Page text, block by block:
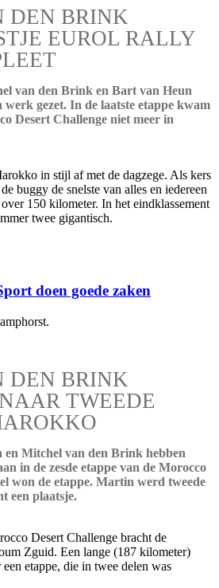
DEN BRINK
EUROL RALLY
van den Brink en Bart van Heun
gezet. In de laatste etappe kwam
Desert Challenge niet meer in
in stijl af met de dagzege. Als kers
buggy de snelste van alles en iedereen
150 kilometer. In het eindklassement
twee gigantisch.
doen goede zaken
DEN BRINK
TWEEDE
Mitchel van den Brink hebben
in de zesde etappe van de Morocco
won de etappe. Martin werd tweede
een plaatsje.
Desert Challenge bracht de
Zguid. Een lange (187 kilometer)
etappe, die in twee delen was